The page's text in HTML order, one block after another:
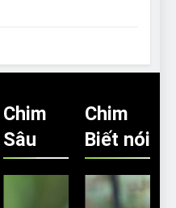
Chim
Sâu
Chim
Biết nói